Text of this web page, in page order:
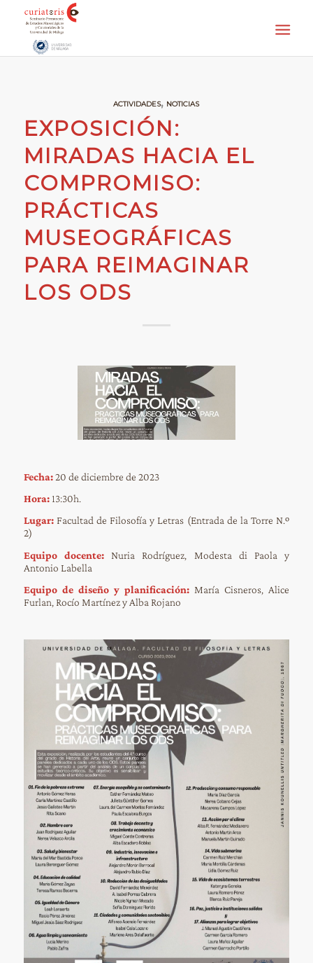
ACTIVIDADES, NOTICIAS
EXPOSICIÓN:
MIRADAS HACIA EL
COMPROMISO:
PRÁCTICAS
MUSEOGRÁFICAS
PARA REIMAGINAR
LOS ODS
Fecha:20 de diciembre de 2023
Hora:13:30h.
Lugar:Facultad de Filosofía y Letras (Entrada de la Torre N.º
2)
Equipo docente:Nuria Rodríguez, Modesta di Paola y
Antonio Labella
Equipo de diseño y planificación: María Cisneros, Alice
Furlan, Rocío Martínez y Alba Rojano